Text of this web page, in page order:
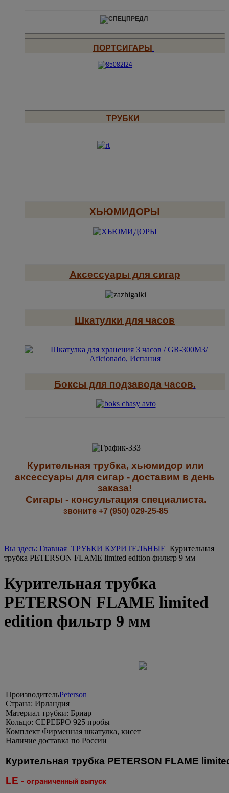
ПОРТСИГАРЫ
ТРУБКИ
ХЬЮМИДОРЫ
Аксессуары для сигар
Шкатулки для часов
Боксы для подзавода часов.
Курительная трубка, хьюмидор или
аксессуары для сигар - доставим в день
заказа!
Сигары - консультация специалиста.
звоните +7 (950) 029-25-85
Вы здесь: Главная ТРУБКИ КУРИТЕЛЬНЫЕ Курительная
трубка PETERSON FLAME limited edition фильтр 9 мм
Курительная трубка
PETERSON FLAME limited
edition фильтр 9 мм
ПроизводительPeterson
Страна: Ирландия
Материал трубки: Бриар
Кольцо: СЕРЕБРО 925 пробы
Комплект Фирменная шкатулка, кисет
Наличие доставка по России
Курительная трубка PETERSON FLAME
LE - ограниченный выпуск